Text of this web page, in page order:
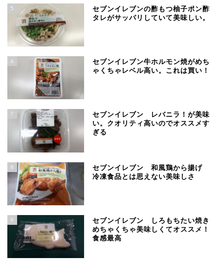
5
セブンイレブンの酢もつ柚子ポン酢
タレがサッパリしていて美味しい。
6
セブンイレブン牛ホルモン焼がめち
ゃくちゃレベル高い。これは買い！
7
セブンイレブン レバニラ！が美味
い。クオリティ高いのでオススメす
ぎる
8
セブンイレブン 和風鶏から揚げ
冷凍食品とは思えない美味しさ
9
セブンイレブン しろもちたい焼き
めちゃくちゃ美味しくてオススメ！
食感最高